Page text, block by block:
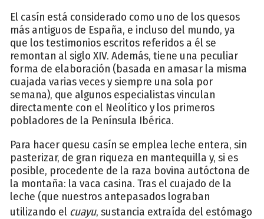
El casín está considerado como uno de los quesos
más antiguos de España, e incluso del mundo, ya
que los testimonios escritos referidos a él se
remontan al siglo XIV. Además, tiene una peculiar
forma de elaboración (basada en amasar la misma
cuajada varias veces y siempre una sola por
semana), que algunos especialistas vinculan
directamente con el Neolítico y los primeros
pobladores de la Península Ibérica.
Para hacer quesu casín se emplea leche entera, sin
pasterizar, de gran riqueza en mantequilla y, si es
posible, procedente de la raza bovina autóctona de
la montaña: la vaca casina. Tras el cuajado de la
leche (que nuestros antepasados lograban
utilizando el cuayu, sustancia extraída del estómago